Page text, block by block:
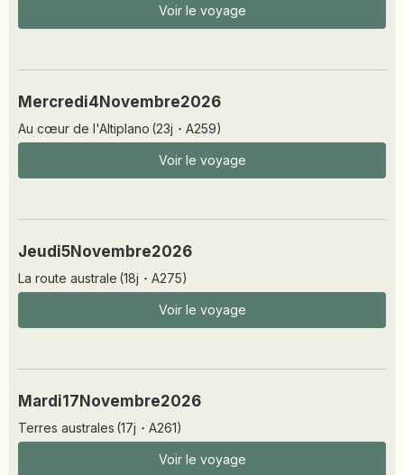
Voir le voyage
Mercredi4 Novembre2026
Au cœur de l'Altiplano (23j · A259)
Voir le voyage
Jeudi5Novembre2026
La route australe (18j · A275)
Voir le voyage
Mardi17 Novembre2026
Terres australes (17j · A261)
Voir le voyage